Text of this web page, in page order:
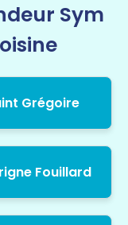
Sym
Grégoire
Fouillard